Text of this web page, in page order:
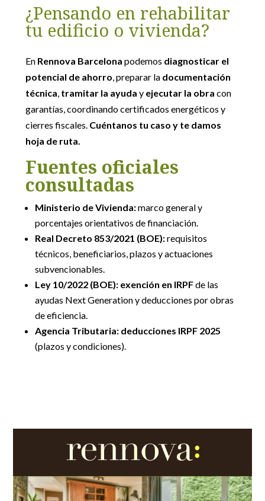
¿Pensando en rehabilitar
tu edificio o vivienda?
En Rennova Barcelona podemos diagnosticar el
potencial de ahorro, preparar la documentación
técnica, tramitar la ayuda y ejecutar la obra con
garantías, coordinando certificados energéticos y
cierres fiscales. Cuéntanos tu caso y te damos
hoja de ruta.
Fuentes oficiales
consultadas
Ministerio de Vivienda:marco general y
porcentajes orientativos de financiación.
Real Decreto 853/2021 (BOE):requisitos
técnicos, beneficiarios, plazos y actuaciones
subvencionables.
Ley 10/2022 (BOE): exención en IRPFde las
ayudas Next Generation y deducciones por obras
de eficiencia.
Agencia Tributaria: deducciones IRPF 2025
(plazos y condiciones).